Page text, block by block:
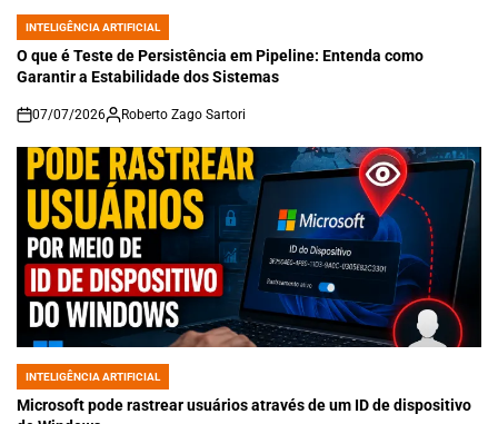
POSTED
IN
INTELIGÊNCIA ARTIFICIAL
O que é Teste de Persistência em Pipeline: Entenda como
Garantir a Estabilidade dos Sistemas
on
07/07/2026 Roberto Zago Sartori
POSTED
IN
INTELIGÊNCIA ARTIFICIAL
Microsoft pode rastrear usuários através de um ID de dispositivo